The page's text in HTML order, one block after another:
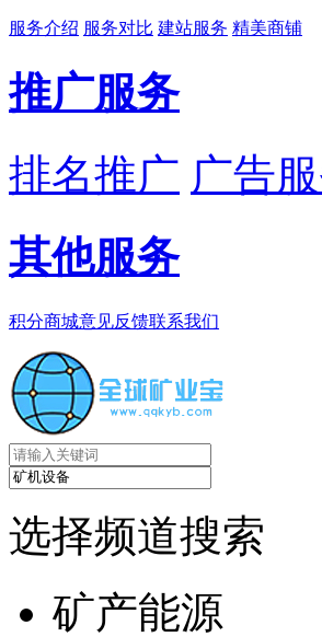
服务介绍 服务对比 建站服务 精美商铺
推广服务
排名推广 广告
其他服务
积分商城意见反馈联系我们
选择频道搜索
矿产能源